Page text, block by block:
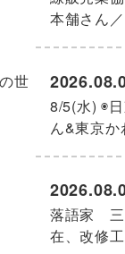
世
本舗さん
8/5(水) ◉
ん&東京
落語家 三
在、改修